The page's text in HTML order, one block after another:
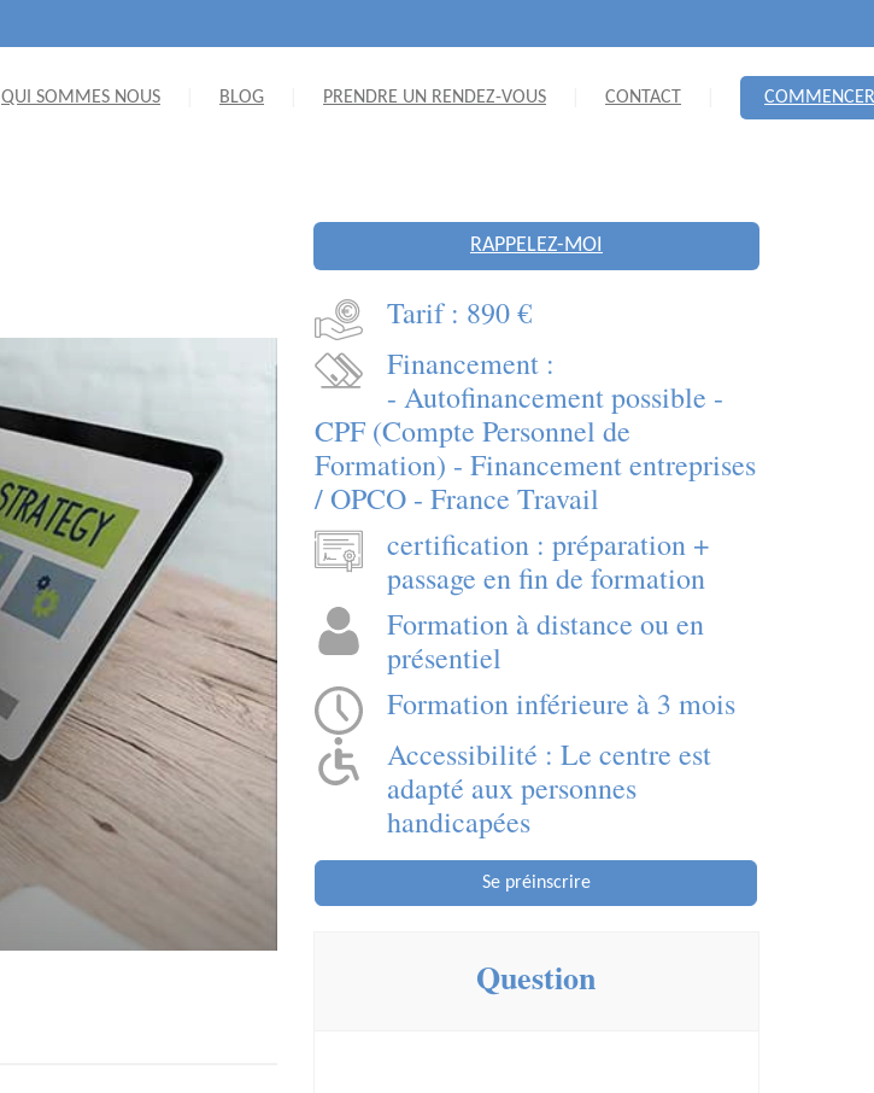
QUI SOMMES NOUS BLOG PRENDRE UN RENDEZ-VOUS CONTACT COMMENCER
RAPPELEZ-MOI
Tarif : 890 €
Financement :
- Autofinancement possible -
CPF (Compte Personnel de
Formation) - Financement entreprises
/ OPCO - France Travail
certification : préparation +
passage en fin de formation
Formation à distance ou en
présentiel
Formation inférieure à 3 mois
Accessibilité : Le centre est
adapté aux personnes
handicapées
Se préinscrire
Question